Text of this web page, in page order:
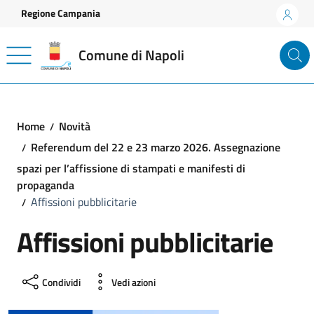
Vai ai contenuti
Vai al footer
Regione Campania
Comune di Napoli
Home
Novità
Referendum del 22 e 23 marzo 2026. Assegnazione
spazi per l’affissione di stampati e manifesti di
propaganda
Affissioni pubblicitarie
Affissioni pubblicitarie
Condividi Vedi azioni